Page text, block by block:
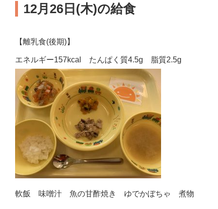
12月26日(木)の給食
【離乳食(後期)】
エネルギー157kcal たんぱく質4.5g 脂質2.5g
軟飯 味噌汁 魚の甘酢焼き ゆでかぼちゃ 煮物